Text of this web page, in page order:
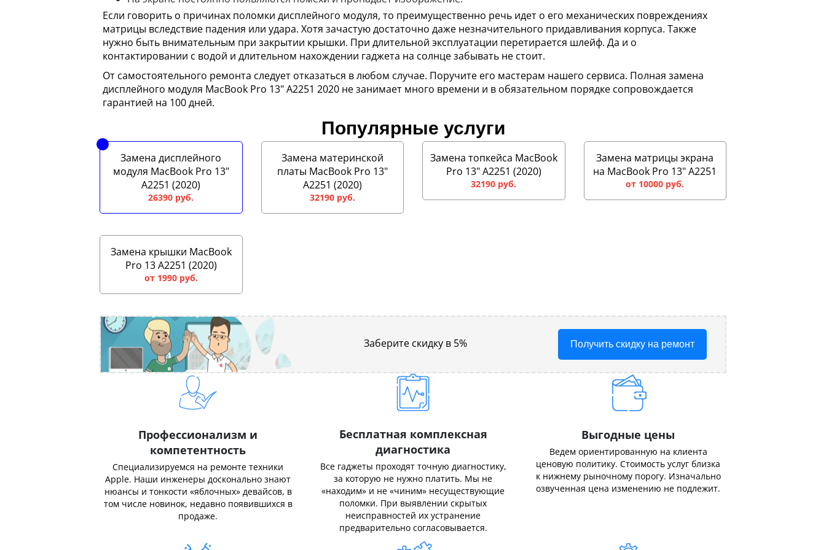
Если говорить о причинах поломки дисплейного модуля, то преимущественно речь идет о его механических повреждениях
матрицы вследствие падения или удара. Хотя зачастую достаточно даже незначительного придавливания корпуса. Также
нужно быть внимательным при закрытии крышки. При длительной эксплуатации перетирается шлейф. Да и о
контактировании с водой и длительном нахождении гаджета на солнце забывать не стоит.
От самостоятельного ремонта следует отказаться в любом случае. Поручите его мастерам нашего сервиса. Полная замена
дисплейного модуля MacBook Pro 13" A2251 2020 не занимает много времени и в обязательном порядке сопровождается
гарантией на 100 дней.
Популярные услуги
Замена дисплейного
модуля MacBook Pro 13"
A2251 (2020)
26390 руб.
Замена материнской
платы MacBook Pro 13"
A2251 (2020)
32190 руб.
Замена топкейса MacBook
Pro 13" A2251 (2020)
32190 руб.
Замена матрицы экрана
на MacBook Pro 13" A2251
от 10000 руб.
Замена крышки MacBook
Pro 13 A2251 (2020)
от 1990 руб.
Заберите скидку в 5% Получить скидку на ремонт
Профессионализм и
компетентность
Специализируемся на ремонте техники
Apple. Наши инженеры досконально знают
нюансы и тонкости «яблочных» девайсов, в
том числе новинок, недавно появившихся в
продаже.
Бесплатная комплексная
диагностика
Все гаджеты проходят точную диагностику,
за которую не нужно платить. Мы не
«находим» и не «чиним» несуществующие
поломки. При выявлении скрытых
неисправностей их устранение
предварительно согласовывается.
Выгодные цены
Ведем ориентированную на клиента
ценовую политику. Стоимость услуг близка
к нижнему рыночному порогу. Изначально
озвученная цена изменению не подлежит.